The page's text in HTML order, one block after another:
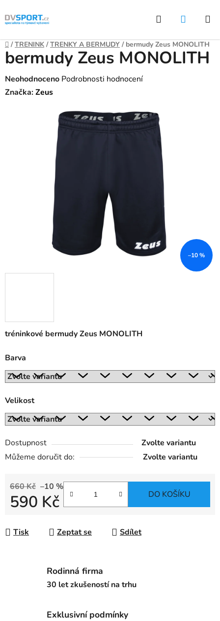
Přejít
na
Hledat
Domů
/ TRENINK / TRENKY A BERMUDY / bermudy Zeus MONOLITH
tréninkové bermudy Zeus MONOLITH
Barva
Velikost
Dostupnost
Zvolte variantu
Můžeme doručit do:
Zvolte variantu
660 Kč –10 %
590 Kč DO KOŠÍKU
Tisk Zeptat se Sdílet
bermudy Zeus MONOLITH
Průměrné
hodnocení
Neohodnoceno Podrobnosti hodnocení
Značka:Zeus
–10 %
Rodinná firma
30 let zkušeností na trhu
Exklusivní podmínky